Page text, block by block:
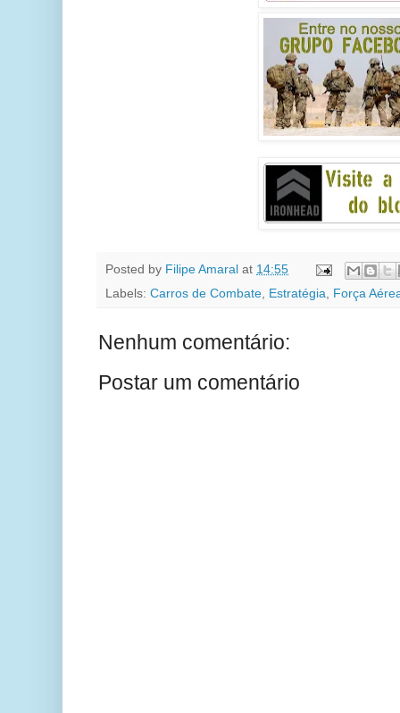
Posted by Filipe Amaral at 14:55
Labels: Carros de Combate Estratégia Força
Nenhum comentário:
Postar um comentário